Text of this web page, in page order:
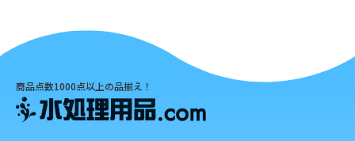
商品点数1000点以上の品揃え！